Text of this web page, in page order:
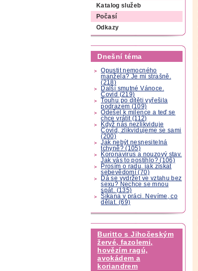
Katalog služeb
Počasí
Odkazy
Dnešní téma
Opustit nemocného
manžela? Je mi strašně.
(218)
Další smutné Vánoce.
Covid (219)
Touhu po dítěti vyřešila
podrazem (109)
Odešel k milence a teď se
chce vrátit (112)
Když nás nezlikviduje
Covid, zlikvidujeme se sami
(200)
Jak nebýt nesnesitelná
tchyně? (105)
Koronavirus a nouzový stav.
Jak vás to postihlo? (106)
Prosím o radu, jak získat
sebevědomí (70)
Dá se vydržet ve vztahu bez
sexu? Nechce se mnou
spát. (135)
Šikana v práci. Nevíme, co
dělat. (69)
Buritto s Jihočeským
žervé, fazolemi,
hovězím ragú,
avokádem a
koriandrem